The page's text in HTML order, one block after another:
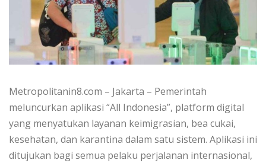
Metropolitanin8.com – Jakarta – Pemerintah
meluncurkan aplikasi “All Indonesia”, platform digital
yang menyatukan layanan keimigrasian, bea cukai,
kesehatan, dan karantina dalam satu sistem. Aplikasi ini
ditujukan bagi semua pelaku perjalanan internasional,